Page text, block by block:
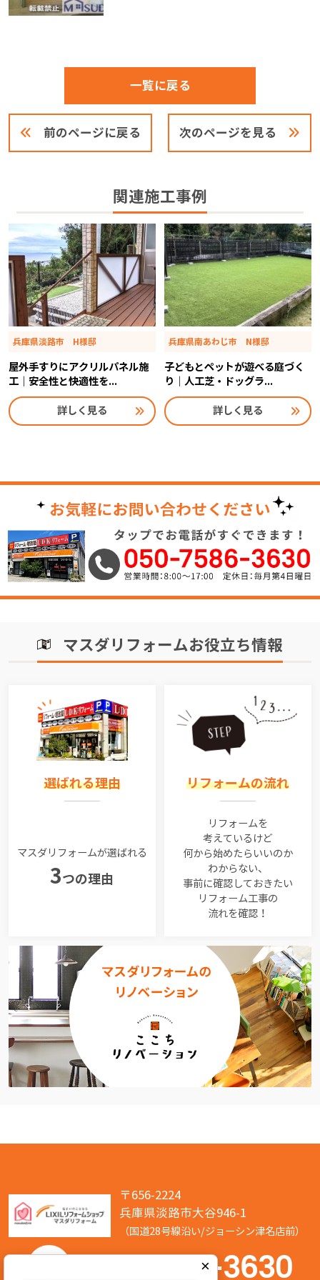
前のページに戻る
一覧に戻る
次のページを見る
関連施工事例
兵庫県淡路市 H様邸
屋外手すりにアクリルパネル施
工｜安全性と快適性を...
詳しく見る
兵庫県南あわじ市 N様邸
子どもとペットが遊べる庭づく
り｜人工芝・ドッグラ...
詳しく見る
マスダリフォームお役立ち情報
選ばれる理由
マスダリフォームが選ばれる
3つの理由
リフォームの流れ
リフォームを
考えているけど
何から始めたらいいのか
わからない、
事前に確認しておきたい
リフォーム工事の
流れを確認！
〒656-2224
兵庫県淡路市大谷946-1
（国道28号線沿い/ジョーシン津名店前）
050-7586-3630
×